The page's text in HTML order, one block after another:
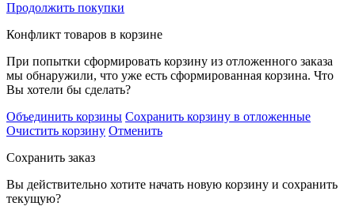
Продолжить покупки
Конфликт товаров в корзине
При попытки сформировать корзину из отложенного заказа
мы обнаружили, что уже есть сформированная корзина. Что
Вы хотели бы сделать?
Объединить корзины Сохранить корзину в отложенные
Очистить корзину Отменить
Сохранить заказ
Вы действительно хотите начать новую корзину и сохранить
текущую?